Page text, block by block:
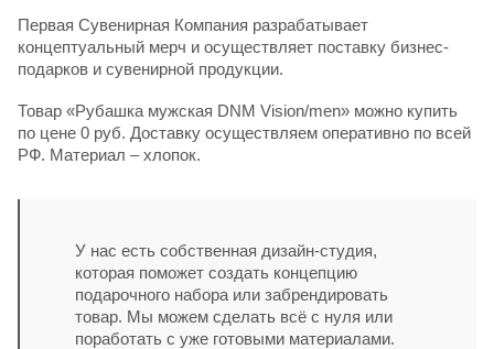
Первая Сувенирная Компания разрабатывает
концептуальный мерч и осуществляет поставку бизнес-
подарков и сувенирной продукции.
Товар «Рубашка мужская DNM Vision/men» можно купить
по цене 0 руб. Доставку осуществляем оперативно по всей
РФ. Материал – хлопок.
У нас есть собственная дизайн-студия,
которая поможет создать концепцию
подарочного набора или забрендировать
товар. Мы можем сделать всё с нуля или
поработать с уже готовыми материалами.